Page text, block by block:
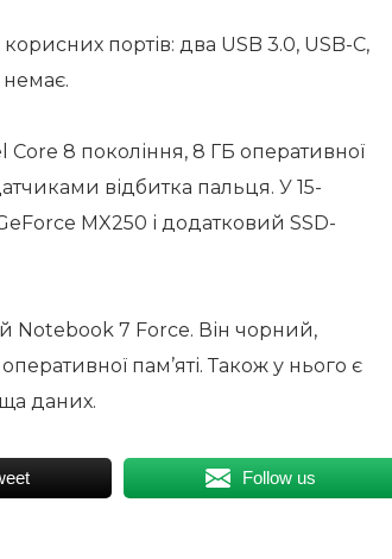
портів: два USB 3.0, USB-C,
8 покоління, 8 ГБ оперативної
відбитка пальця. У 15-
MX250 і додатковий SSD-
Notebook 7 Force. Він чорний,
пам’яті. Також у нього є
даних.
Follow us